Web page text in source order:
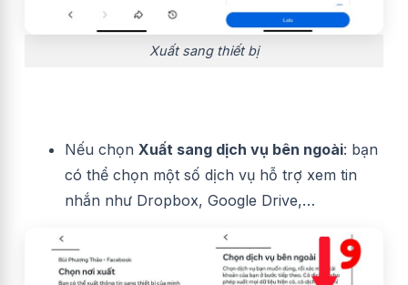
Xuất sang thiết bị
Nếu chọn Xuất sang dịch vụ bên ngoài: bạn
có thể chọn một số dịch vụ hỗ trợ xem tin
nhắn như Dropbox, Google Drive,…